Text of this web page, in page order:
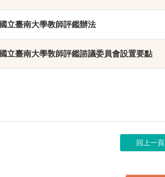
國立臺南大學教師評鑑辦法
國立臺南大學敎師評鑑諮議委員會設置要點
回上一頁